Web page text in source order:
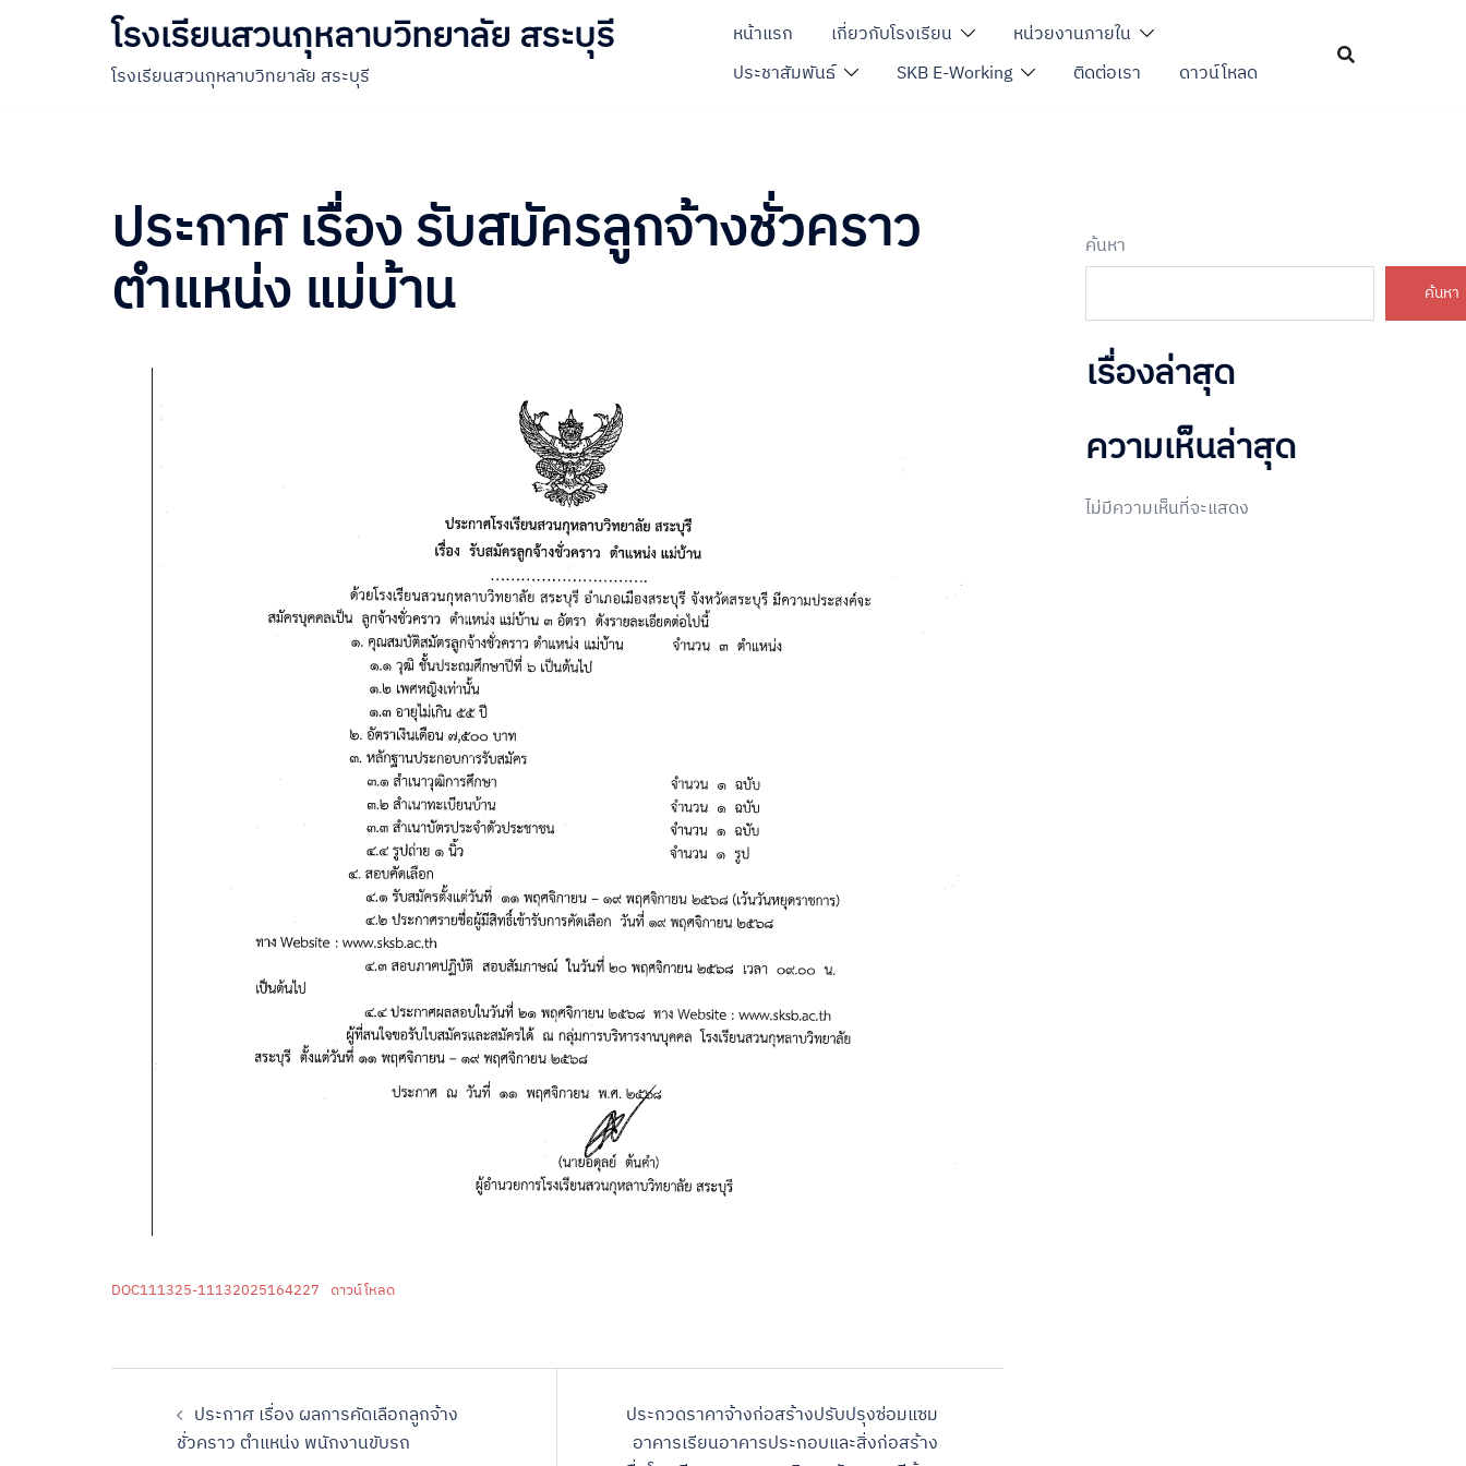
โรงเรียนสวนกุหลาบวิทยาลัย สระบุรี
โรงเรียนสวนกุหลาบวิทยาลัย สระบุรี
หน้าแรก เกี่ยวกับโรงเรียน
หน่วยงานภายใน
ประชาสัมพันธ์
SKB E-Working ติดต่อเรา ดาวน์โหลด
ประกาศ เรื่อง รับสมัครลูกจ้างชั่วคราว
ตำแหน่ง แม่บ้าน
DOC111325-11132025164227 ดาวน์โหลด
ประกาศ เรื่อง ผลการคัดเลือกลูกจ้าง
ชั่วคราว ตำแหน่ง พนักงานขับรถ
ประกวดราคาจ้างก่อสร้างปรับปรุงซ่อมแซม
อาคารเรียนอาคารประกอบและสิ่งก่อสร้าง
ค้นหา
ค้นหา
เรื่องล่าสุด
ความเห็นล่าสุด
ไม่มีความเห็นที่จะแสดง